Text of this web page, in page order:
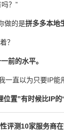
？”
做的是拼多多本地
？
前的水平。
一直以为只要IP能
置”有时候比IP的
评测10家服务商